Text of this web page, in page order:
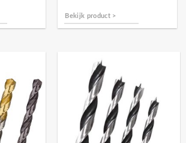
Bekijk product >